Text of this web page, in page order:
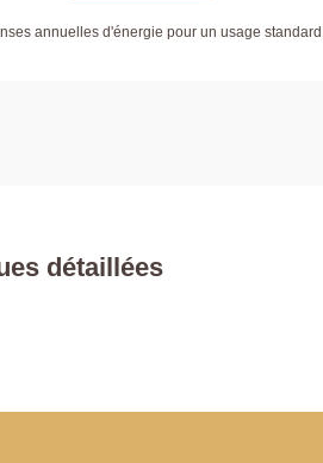
annuelles d'énergie pour un usage
détaillées